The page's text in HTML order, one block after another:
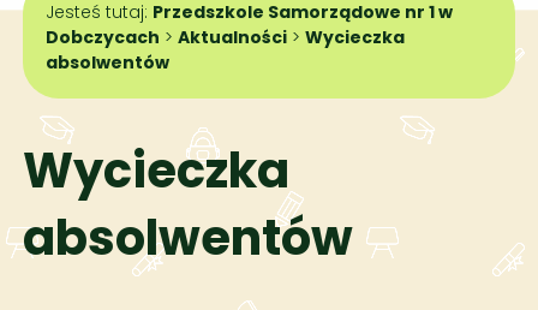
Jesteś tutaj: Przedszkole Samorządowe nr 1 w
Dobczycach >Aktualności >Wycieczka
absolwentów
Wycieczka
absolwentów